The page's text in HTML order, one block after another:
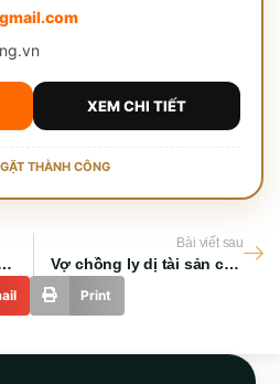
XEM CHI TIẾT
THÀNH CÔNG
NHẬN DI SẢN THỪA KẾ LÀ BAO NHIÊU?
Bài viết sau
Vợ chồng ly dị tài sản chia như thế nào? [Giải Đáp]
Print